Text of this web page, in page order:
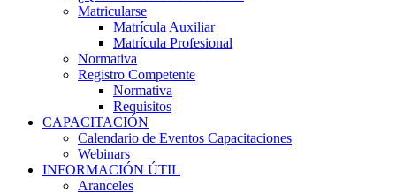
Matricularse
Matrícula Auxiliar
Matrícula Profesional
Normativa
Registro Competente
Normativa
Requisitos
CAPACITACIÓN
Calendario de Eventos Capacitaciones
Webinars
INFORMACIÓN ÚTIL
Aranceles